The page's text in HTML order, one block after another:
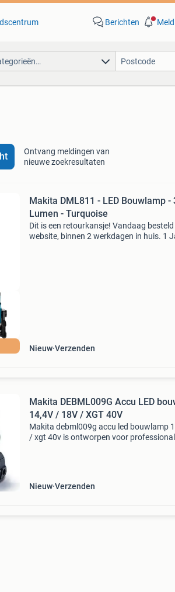
Berichten
Ontvang meldingen van
nieuwe zoekresultaten
Makita DML811 - LED Bouwlamp -
Lumen - Turquoise
Dit is een retourkansje! Vandaag
website, binnen 2 werkdagen in huis. 1
Nieuw Verzenden
Makita DEBML009G Accu LED
14,4V / 18V / XGT 40V
Makita debml009g accu led bouwlamp
/ xgt 40v is ontworpen voor
Nieuw Verzenden